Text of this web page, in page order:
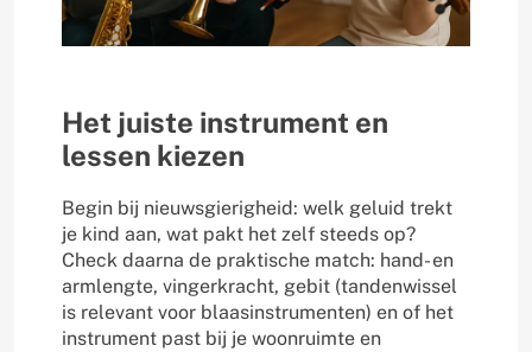
Het juiste instrument en
lessen kiezen
Begin bij nieuwsgierigheid: welk geluid trekt
je kind aan, wat pakt het zelf steeds op?
Check daarna de praktische match: hand- en
armlengte, vingerkracht, gebit (tandenwissel
is relevant voor blaasinstrumenten) en of het
instrument past bij je woonruimte en